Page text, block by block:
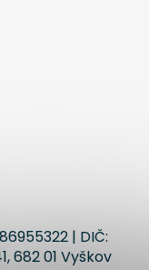
| DIČ:
682 01 Vyškov